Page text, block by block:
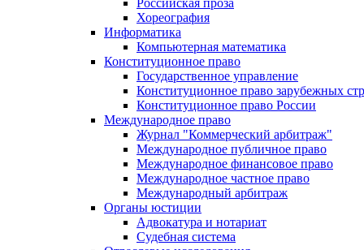
Российская проза
Хореография
Информатика
Компьютерная математика
Конституционное право
Государственное управление
Конституционное право зарубежных
Конституционное право России
Международное право
Журнал "Коммерческий арбитраж"
Международное публичное право
Международное финансовое право
Международное частное право
Международный арбитраж
Органы юстиции
Адвокатура и нотариат
Судебная система